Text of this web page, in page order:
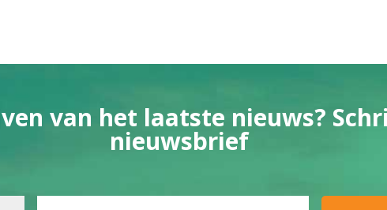
van het laatste nieuws?
nieuwsbrief